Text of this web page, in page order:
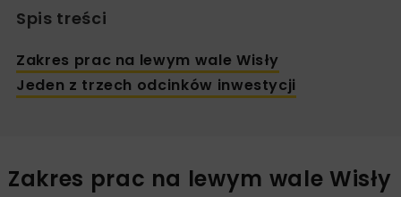
Spis treści
Zakres prac na lewym wale Wisły
Jeden z trzech odcinków inwestycji
Zakres prac na lewym wale Wisły